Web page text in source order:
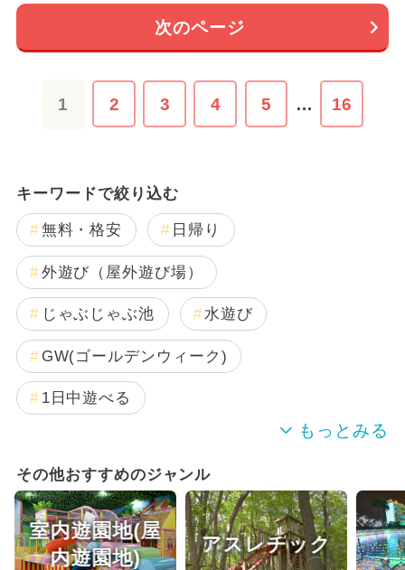
次のページ
1 2 3 4 5 … 16
キーワードで絞り込む
無料・格安 日帰り
外遊び（屋外遊び場）
じゃぶじゃぶ池 水遊び
GW(ゴールデンウィーク)
1日中遊べる
春休み
夏休み（日帰り）
シルバーウィーク・秋の連休 絶景
その他おすすめのジャンル
室内遊園地(屋
内遊園地)
アスレチック